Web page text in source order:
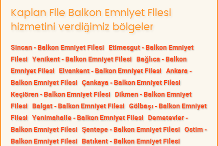
Kaplan File Balkon Emniyet Filesi
hizmetini verdiğimiz bölgeler
Sincan - Balkon Emniyet Filesi Etimesgut - Balkon Emniyet
Filesi Yenikent - Balkon Emniyet Filesi Bağlıca - Balkon
Emniyet Filesi Elvankent - Balkon Emniyet Filesi Ankara -
Balkon Emniyet Filesi Çankaya - Balkon Emniyet Filesi
Keçiören - Balkon Emniyet Filesi Dikmen - Balkon Emniyet
Filesi Balgat - Balkon Emniyet Filesi Gölbaşı - Balkon Emniyet
Filesi Yenimahalle - Balkon Emniyet Filesi Demetevler -
Balkon Emniyet Filesi Şentepe - Balkon Emniyet Filesi Ostim -
Balkon Emniyet Filesi Batıkent - Balkon Emniyet Filesi